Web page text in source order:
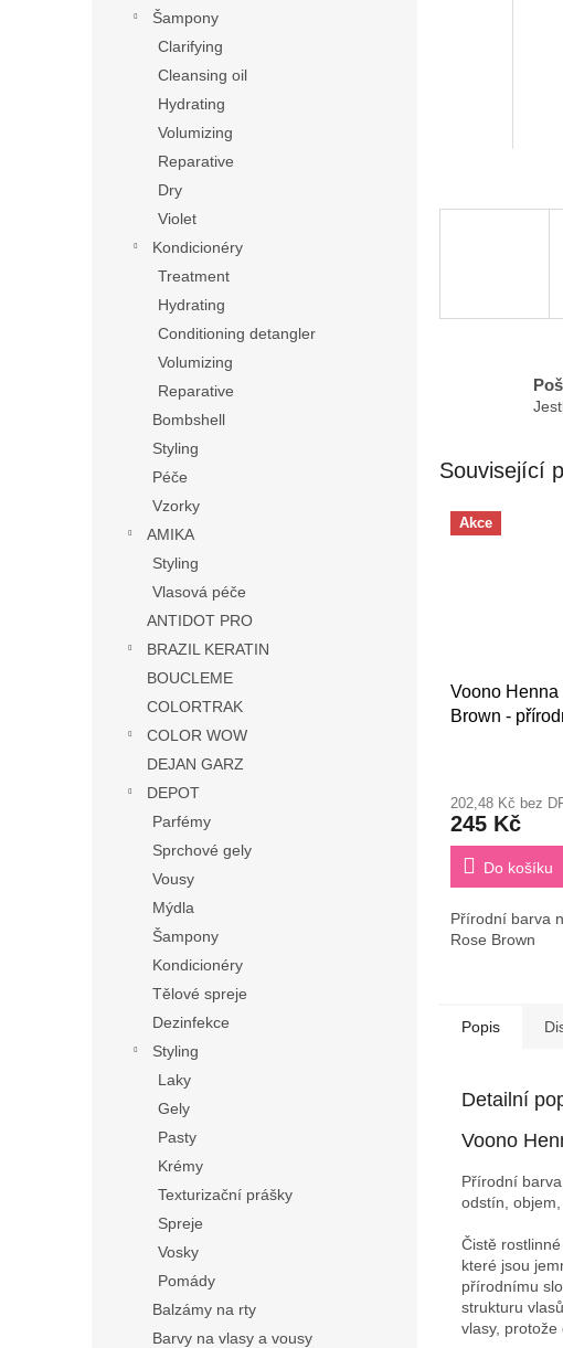
Šampony
Clarifying
Cleansing oil
Hydrating
Volumizing
Reparative
Dry
Violet
Kondicionéry
Treatment
Hydrating
Conditioning detangler
Volumizing
Reparative
Bombshell
Styling
Péče
Vzorky
AMIKA
Styling
Vlasová péče
ANTIDOT PRO
BRAZIL KERATIN
BOUCLEME
COLORTRAK
COLOR WOW
DEJAN GARZ
DEPOT
Parfémy
Sprchové gely
Vousy
Mýdla
Šampony
Kondicionéry
Tělové spreje
Dezinfekce
Styling
Laky
Gely
Pasty
Krémy
Texturizační prášky
Spreje
Vosky
Pomády
Balzámy na rty
Barvy na vlasy a vousy
Související
Akce
Voono Henna
Brown -
202,48 Kč bez
245 Kč
Do košíku
Přírodní barva
Rose Brown
Popis
Detailní
Voono
Přírodní
odstín, objem,
Čistě
které jsou
přírodnímu
strukturu
vlasy, protože